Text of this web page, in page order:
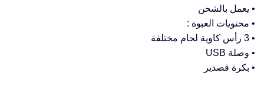
• يعمل بالشحن
• محتويات العبوة :
• 3 رأس كاوية لحام مختلفة
• وصلة USB
• بكرة قصدير